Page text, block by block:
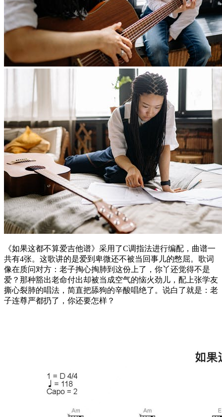
《如果这都不算爱吉他谱》采用了C调指法进行编配，曲谱一
共有4张。这歌讲的是爱到卑微还不被当回事儿的憋屈。歌词
像在质问对方：老子掏心掏肺到这份上了，你丫还觉得不是
爱？那种豁出老命付出却被当成空气的恼火劲儿，配上张学友
撕心裂肺的唱法，简直把舔狗的辛酸唱绝了。说白了就是：老
子连尊严都扔了，你还要怎样？